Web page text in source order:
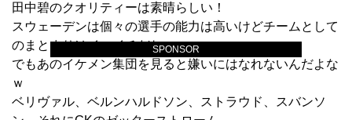
SPONSOR
田中碧のクオリティーは素晴らしい！
スウェーデンは個々の選手の能力は高いけどチームとして
のまとまりはイマイチだね
でもあのイケメン集団を見ると嫌いにはなれないんだよな
ｗ
ベリヴァル、ベルンハルドソン、ストラウド、スバンソ